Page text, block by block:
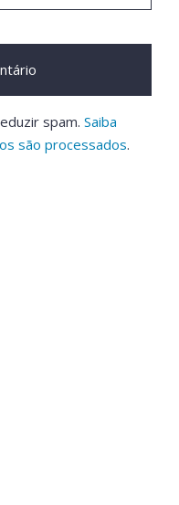
spam. Saiba
são processados.